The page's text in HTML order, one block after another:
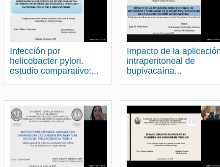
Infección por
helicobacter pylori.
estudio comparativo:...
Impacto de la
intraperitoneal de
bupivacaína...